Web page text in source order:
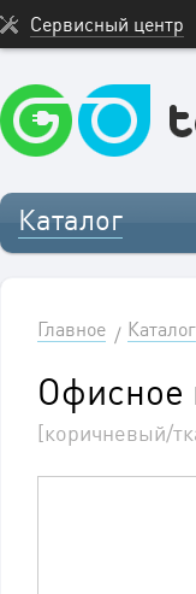
Сервисный центр
Каталог
Главное Каталог
Офисное
[коричневый/